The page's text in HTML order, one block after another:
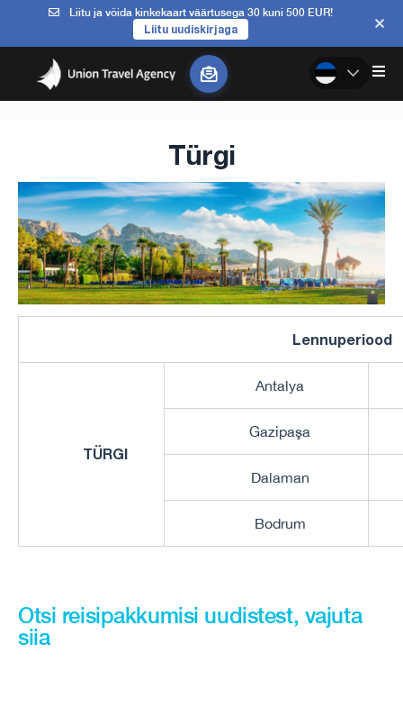
Liitu ja võida kinkekaart väärtusega 30 kuni 500 EUR!
Liitu uudiskirjaga
Türgi
Lennuperiood
TÜRGI
Antalya
Gazipaşa
Dalaman
Bodrum
Otsi reisipakkumisi uudistest, vajuta
siia